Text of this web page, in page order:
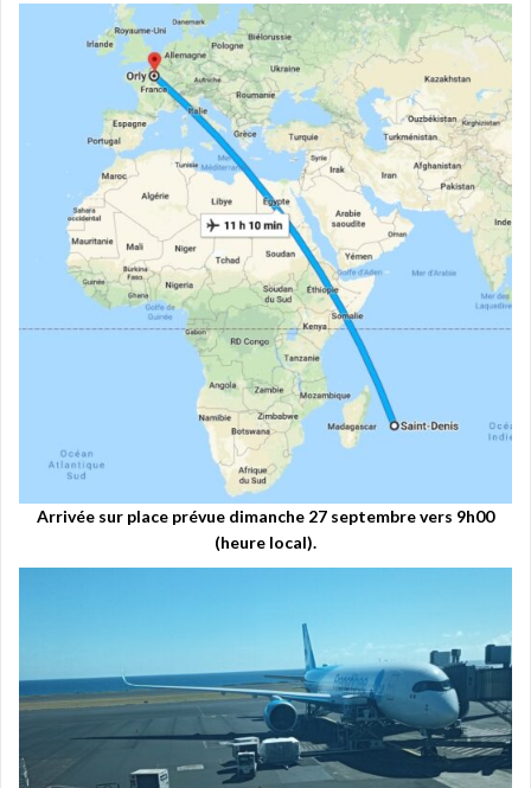
Arrivée sur place prévue dimanche 27 septembre vers 9h00
(heure local).